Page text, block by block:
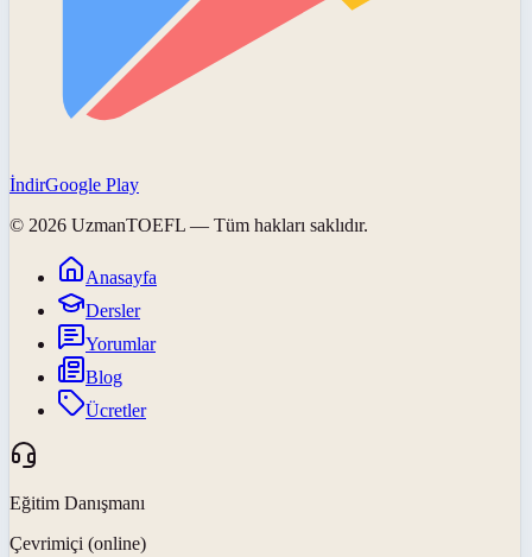
İndirGoogle Play
© 2026 UzmanTOEFL — Tüm hakları saklıdır.
Anasayfa
Dersler
Yorumlar
Blog
Ücretler
Eğitim Danışmanı
Çevrimiçi (online)